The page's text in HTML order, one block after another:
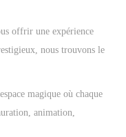
offrir une expérience
nous trouvons le
magique où chaque
animation,